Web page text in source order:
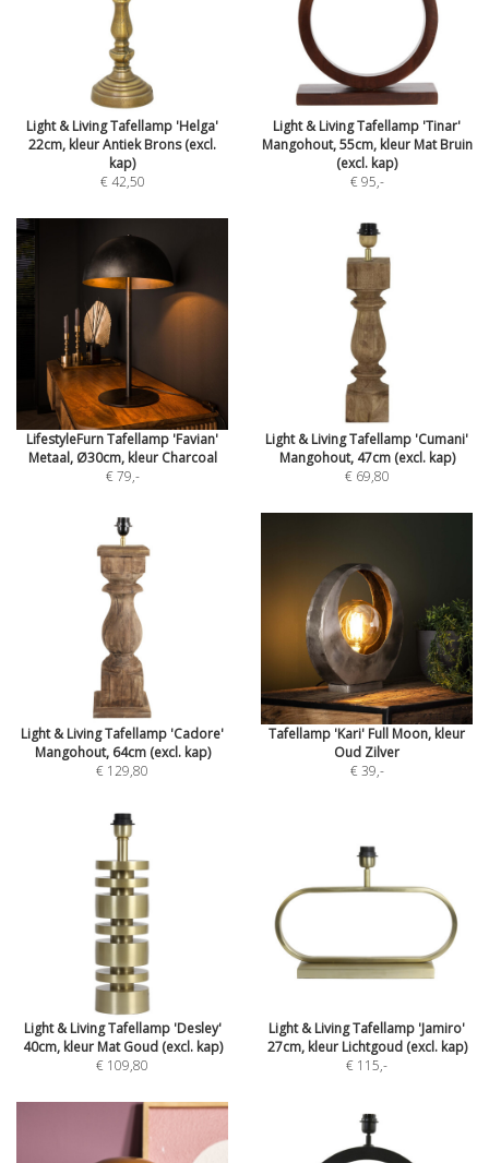
Light & Living Tafellamp 'Helga'
22cm, kleur Antiek Brons (excl.
kap)
€ 42,50
Light & Living Tafellamp 'Tinar'
Mangohout, 55cm, kleur Mat Bruin
(excl. kap)
€ 95,-
LifestyleFurn Tafellamp 'Favian'
Metaal, Ø30cm, kleur Charcoal
€ 79,-
Light & Living Tafellamp 'Cumani'
Mangohout, 47cm (excl. kap)
€ 69,80
Light & Living Tafellamp 'Cadore'
Mangohout, 64cm (excl. kap)
€ 129,80
Tafellamp 'Kari' Full Moon, kleur
Oud Zilver
€ 39,-
Light & Living Tafellamp 'Desley'
40cm, kleur Mat Goud (excl. kap)
€ 109,80
Light & Living Tafellamp 'Jamiro'
27cm, kleur Lichtgoud (excl. kap)
€ 115,-